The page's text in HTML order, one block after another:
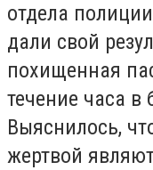
отдела
дали свой
похищенная
течение часа в
Выяснилось,
жертвой